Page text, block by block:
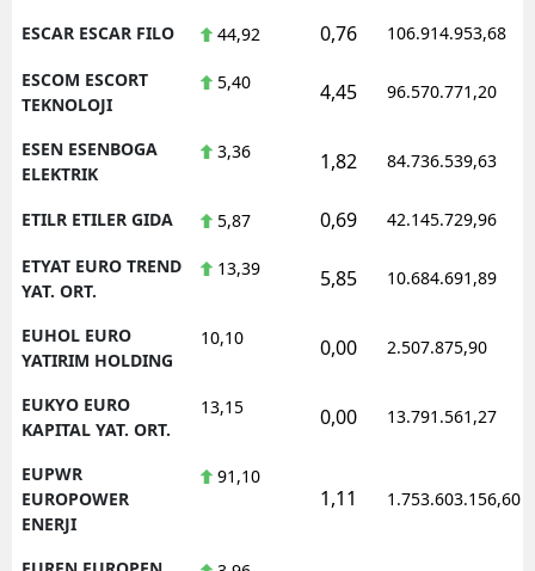
ESCAR ESCAR FILO 44,92 0,76 106.914.953,68
ESCOM ESCORT
TEKNOLOJI
5,40 4,45 96.570.771,20
ESEN ESENBOGA
ELEKTRIK
3,36 1,82 84.736.539,63
ETILR ETILER GIDA 5,87 0,69 42.145.729,96
ETYAT EURO TREND
YAT. ORT.
13,39 5,85 10.684.691,89
EUHOL EURO
YATIRIM HOLDING
10,10 0,00 2.507.875,90
EUKYO EURO
KAPITAL YAT. ORT.
13,15 0,00 13.791.561,27
EUPWR
EUROPOWER
ENERJI
91,10
1,11 1.753.603.156,60